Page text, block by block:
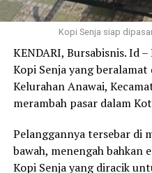
diwujudkan melalui
Aman dan Sehat (KHAS),
kepada 20 juru sembelih
UMKM Rumah
wakaf.
Dalam upaya Mendukung
sosialisasi QRIS yang telah
UMKM unggulan
Kopi Senja siap
KENDARI, Bursabisnis. Id
Kopi Senja yang
Kelurahan Anawai,
merambah pasar dalam
Pelanggannya tersebar di
bawah, menengah bahkan
Kopi Senja yang diracik